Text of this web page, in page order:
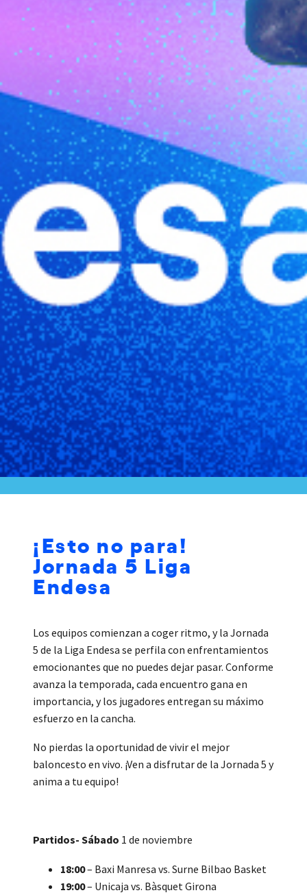
¡Esto no para!
Jornada 5 Liga
Endesa
Los equipos comienzan a coger ritmo, y la Jornada
5 de la Liga Endesa se perfila con enfrentamientos
emocionantes que no puedes dejar pasar. Conforme
avanza la temporada, cada encuentro gana en
importancia, y los jugadores entregan su máximo
esfuerzo en la cancha.
No pierdas la oportunidad de vivir el mejor
baloncesto en vivo. ¡Ven a disfrutar de la Jornada 5 y
anima a tu equipo!
Partidos- Sábado 1 de noviembre
18:00– Baxi Manresa vs. Surne Bilbao Basket
19:00– Unicaja vs. Bàsquet Girona